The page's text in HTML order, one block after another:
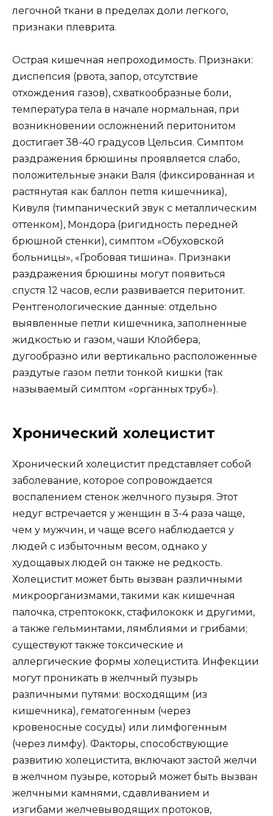
легочной ткани в пределах доли легкого,
признаки плеврита.
Острая кишечная непроходимость. Признаки:
диспепсия (рвота, запор, отсутствие
отхождения газов), схваткообразные боли,
температура тела в начале нормальная, при
возникновении осложнений перитонитом
достигает 38-40 градусов Цельсия. Симптом
раздражения брюшины проявляется слабо,
положительные знаки Валя (фиксированная и
растянутая как баллон петля кишечника),
Кивуля (тимпанический звук с металлическим
оттенком), Мондора (ригидность передней
брюшной стенки), симптом «Обуховской
больницы», «Гробовая тишина». Признаки
раздражения брюшины могут появиться
спустя 12 часов, если развивается перитонит.
Рентгенологические данные: отдельно
выявленные петли кишечника, заполненные
жидкостью и газом, чаши Клойбера,
дугообразно или вертикально расположенные
раздутые газом петли тонкой кишки (так
называемый симптом «органных труб»).
Хронический холецистит
Хронический холецистит представляет собой
заболевание, которое сопровождается
воспалением стенок желчного пузыря. Этот
недуг встречается у женщин в 3-4 раза чаще,
чем у мужчин, и чаще всего наблюдается у
людей с избыточным весом, однако у
худощавых людей он также не редкость.
Холецистит может быть вызван различными
микроорганизмами, такими как кишечная
палочка, стрептококк, стафилококк и другими,
а также гельминтами, лямблиями и грибами;
существуют также токсические и
аллергические формы холецистита. Инфекции
могут проникать в желчный пузырь
различными путями: восходящим (из
кишечника), гематогенным (через
кровеносные сосуды) или лимфогенным
(через лимфу). Факторы, способствующие
развитию холецистита, включают застой желчи
в желчном пузыре, который может быть вызван
желчными камнями, сдавливанием и
изгибами желчевыводящих протоков,